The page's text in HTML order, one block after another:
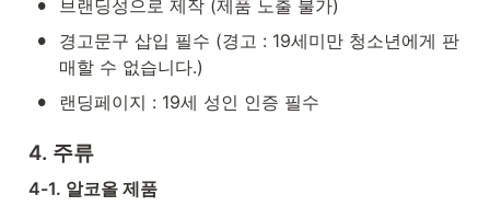
브랜딩성으로 제작 (제품 노출 불가)
•
경고문구 삽입 필수 (경고 : 19세미만 청소년에게 판
매할 수 없습니다.)
• 랜딩페이지 : 19세 성인 인증 필수
4. 주류
4-1. 알코올 제품